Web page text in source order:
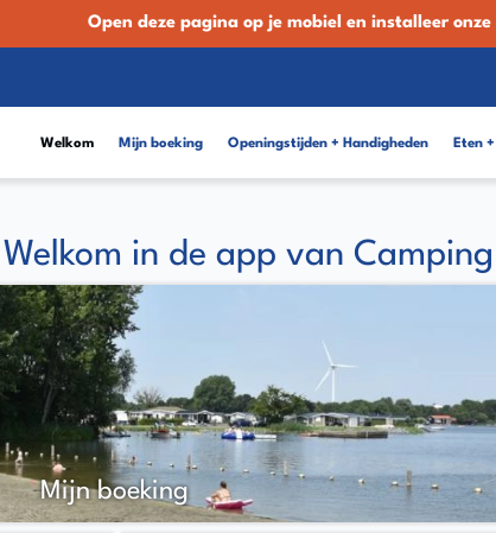
Open deze pagina op je mobiel en installeer
Welkom Mijn boeking Openingstijden + Handigheden Eten
Welkom in de app van
Mijn boeking